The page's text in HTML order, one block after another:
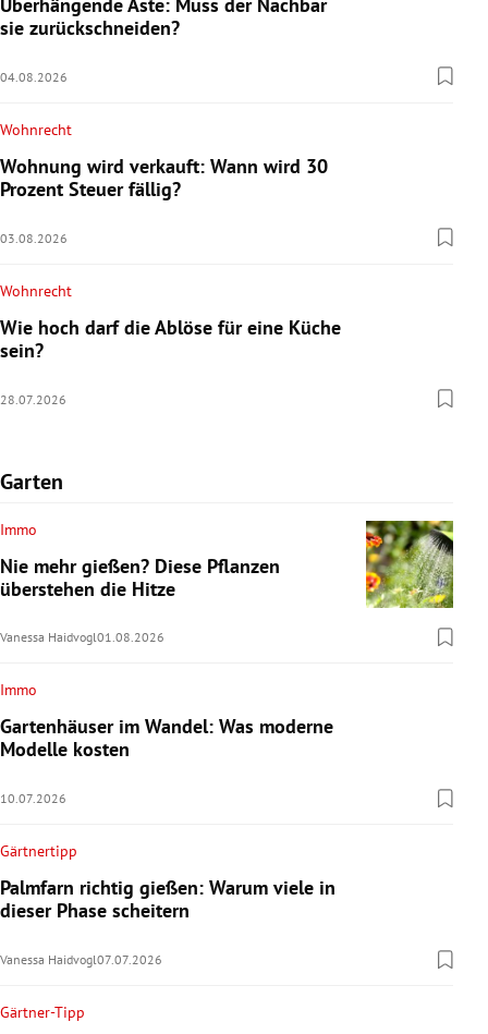
sie zurückschneiden?
04.08.2026
Wohnrecht
Wohnung wird verkauft: Wann wird 30
Prozent Steuer fällig?
03.08.2026
Wohnrecht
Wie hoch darf die Ablöse für eine Küche
sein?
28.07.2026
Garten
Immo
Nie mehr gießen? Diese Pflanzen
überstehen die Hitze
Vanessa Haidvogl01.08.2026
Immo
Gartenhäuser im Wandel: Was moderne
Modelle kosten
10.07.2026
Gärtnertipp
Palmfarn richtig gießen: Warum viele in
dieser Phase scheitern
Vanessa Haidvogl07.07.2026
Gärtner-Tipp